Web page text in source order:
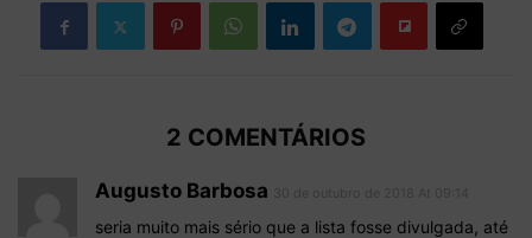
2 COMENTÁRIOS
Augusto Barbosa
seria muito mais sério que a lista fosse divulgada, até